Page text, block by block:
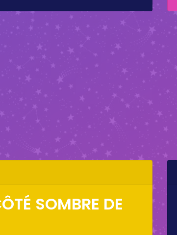
SOMBRE DE